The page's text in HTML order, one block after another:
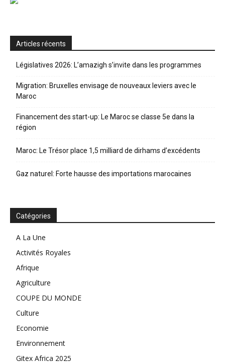
Articles récents
Législatives 2026: L’amazigh s’invite dans les programmes
Migration: Bruxelles envisage de nouveaux leviers avec le
Maroc
Financement des start-up: Le Maroc se classe 5e dans la
région
Maroc: Le Trésor place 1,5 milliard de dirhams d’excédents
Gaz naturel: Forte hausse des importations marocaines
Catégories
A La Une
Activités Royales
Afrique
Agriculture
COUPE DU MONDE
Culture
Economie
Environnement
Gitex Africa 2025